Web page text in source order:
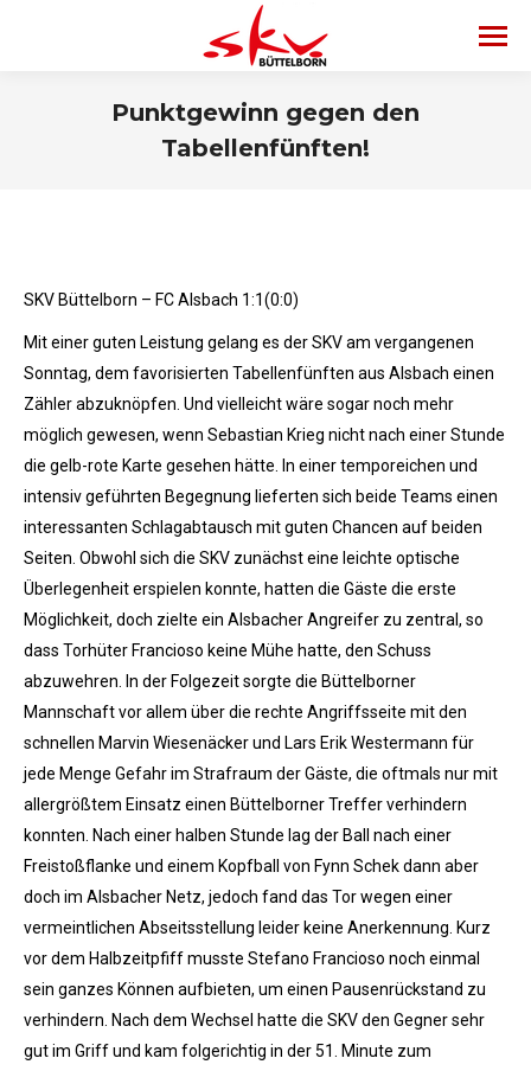
Punktgewinn gegen den
Tabellenfünften!
SKV Büttelborn – FC Alsbach 1:1(0:0)
Mit einer guten Leistung gelang es der SKV am vergangenen
Sonntag, dem favorisierten Tabellenfünften aus Alsbach einen
Zähler abzuknöpfen. Und vielleicht wäre sogar noch mehr
möglich gewesen, wenn Sebastian Krieg nicht nach einer Stunde
die gelb-rote Karte gesehen hätte. In einer temporeichen und
intensiv geführten Begegnung lieferten sich beide Teams einen
interessanten Schlagabtausch mit guten Chancen auf beiden
Seiten. Obwohl sich die SKV zunächst eine leichte optische
Überlegenheit erspielen konnte, hatten die Gäste die erste
Möglichkeit, doch zielte ein Alsbacher Angreifer zu zentral, so
dass Torhüter Francioso keine Mühe hatte, den Schuss
abzuwehren. In der Folgezeit sorgte die Büttelborner
Mannschaft vor allem über die rechte Angriffsseite mit den
schnellen Marvin Wiesenäcker und Lars Erik Westermann für
jede Menge Gefahr im Strafraum der Gäste, die oftmals nur mit
allergrößtem Einsatz einen Büttelborner Treffer verhindern
konnten. Nach einer halben Stunde lag der Ball nach einer
Freistoßflanke und einem Kopfball von Fynn Schek dann aber
doch im Alsbacher Netz, jedoch fand das Tor wegen einer
vermeintlichen Abseitsstellung leider keine Anerkennung. Kurz
vor dem Halbzeitpfiff musste Stefano Francioso noch einmal
sein ganzes Können aufbieten, um einen Pausenrückstand zu
verhindern. Nach dem Wechsel hatte die SKV den Gegner sehr
gut im Griff und kam folgerichtig in der 51. Minute zum